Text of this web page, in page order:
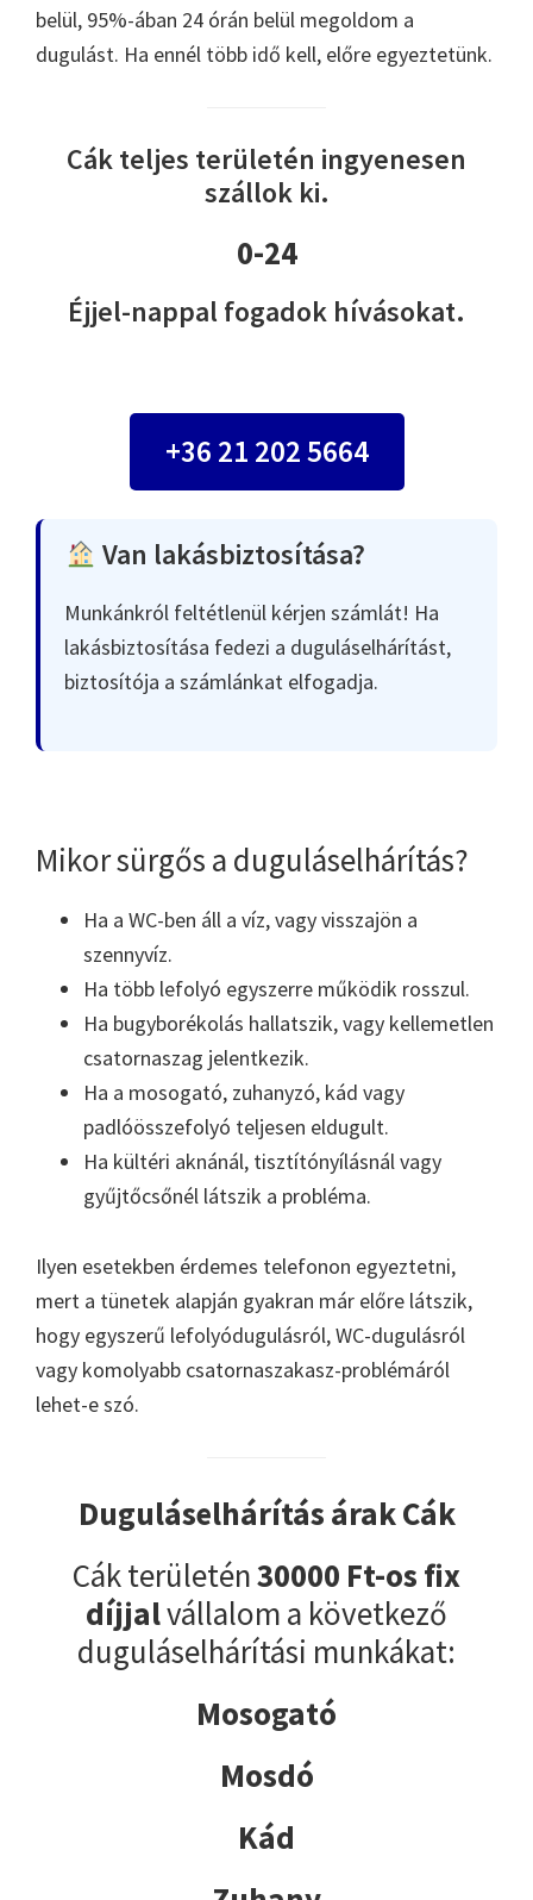
belül, 95%-ában 24 órán belül megoldom a
dugulást. Ha ennél több idő kell, előre egyeztetünk.
Cák teljes területén ingyenesen
szállok ki.
0-24
Éjjel-nappal fogadok hívásokat.
+36 21 202 5664
Van lakásbiztosítása?
Munkánkról feltétlenül kérjen számlát! Ha
lakásbiztosítása fedezi a duguláselhárítást,
biztosítója a számlánkat elfogadja.
Mikor sürgős a duguláselhárítás?
Ha a WC-ben áll a víz, vagy visszajön a
szennyvíz.
Ha több lefolyó egyszerre működik rosszul.
Ha bugyborékolás hallatszik, vagy kellemetlen
csatornaszag jelentkezik.
Ha a mosogató, zuhanyzó, kád vagy
padlóösszefolyó teljesen eldugult.
Ha kültéri aknánál, tisztítónyílásnál vagy
gyűjtőcsőnél látszik a probléma.
Ilyen esetekben érdemes telefonon egyeztetni,
mert a tünetek alapján gyakran már előre látszik,
hogy egyszerű lefolyódugulásról, WC-dugulásról
vagy komolyabb csatornaszakasz-problémáról
lehet-e szó.
Duguláselhárítás árak Cák
Cák területén30000 Ft-os fix
díjjalvállalom a következő
duguláselhárítási munkákat:
Mosogató
Mosdó
Kád